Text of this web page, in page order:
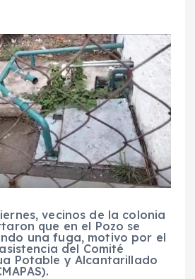
vecinos de la colonia
que en el Pozo se
una fuga, motivo por el
del Comité
Potable y Alcantarillado